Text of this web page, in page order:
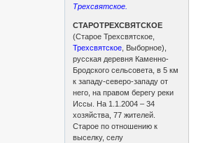
Трехсвятское.
СТАРОТРЕХСВЯТСКОЕ
(Старое Трехсвятское,
Трехсвятское , Выборное),
русская деревня Каменно-
Бродского сельсовета, в 5 км
к западу-северо-западу от
него, на правом берегу реки
Иссы. На 1.1.2004 – 34
хозяйства, 77 жителей.
Старое по отношению к
выселку, селу